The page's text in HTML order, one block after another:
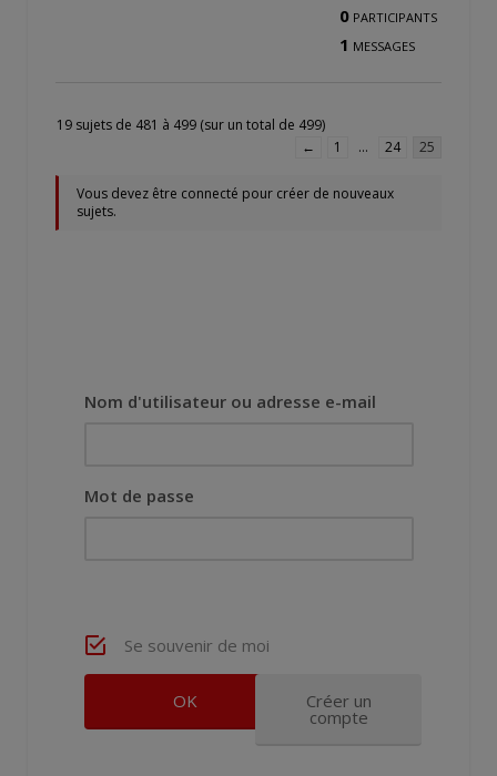
0 PARTICIPANTS
1 MESSAGES
19 sujets de 481 à 499 (sur un total de 499)
←
1 … 24 25
Vous devez être connecté pour créer de nouveaux
sujets.
Nom d'utilisateur ou adresse e-mail
Mot de passe
Se souvenir de moi
Créer un
compte